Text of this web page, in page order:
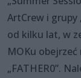
ArtCrew i grupy
od kilku lat, w
MOKu
„FATHER0”.